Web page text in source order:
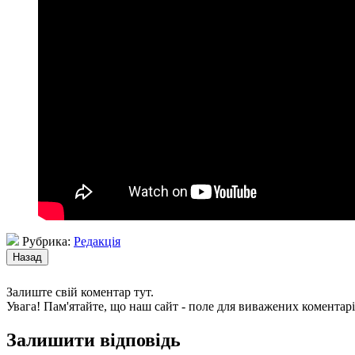
Рубрика: Редакція
Залиште свій коментар тут.
Увага! Пам'ятайте, що наш сайт - поле для виважених
Залишити відповідь